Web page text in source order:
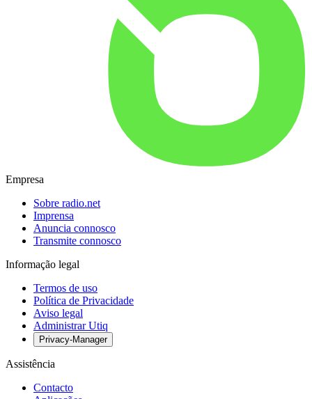
Empresa
Sobre radio.net
Imprensa
Anuncia connosco
Transmite connosco
Informação legal
Termos de uso
Política de Privacidade
Aviso legal
Administrar Utiq
Privacy-Manager
Assistência
Contacto